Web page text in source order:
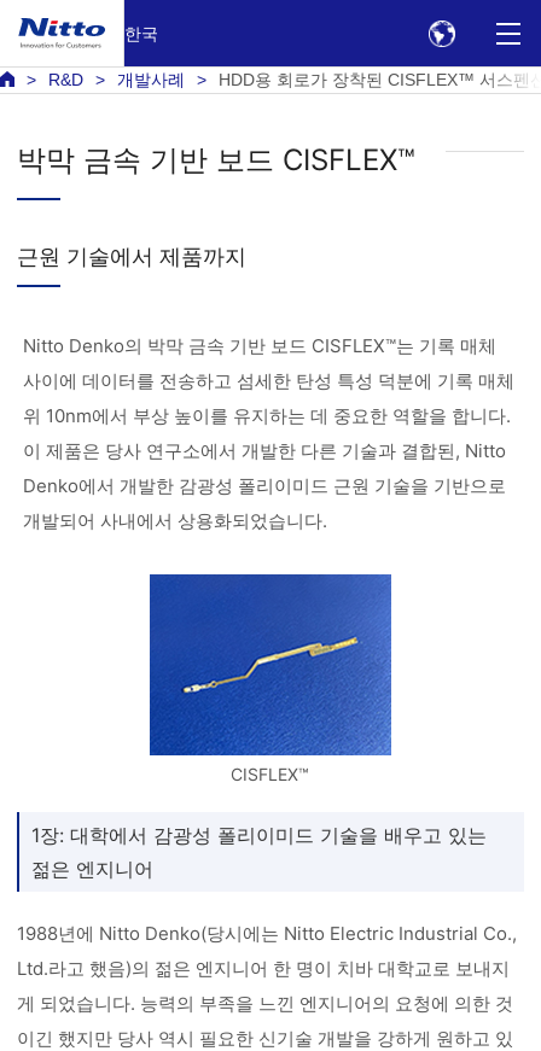
한국
R&D 개발사례 HDD용 회로가 장착된 CISFLEX™ 서스펜
박막 금속 기반 보드 CISFLEX™
근원 기술에서 제품까지
Nitto Denko의 박막 금속 기반 보드 CISFLEX™는 기록 매체
사이에 데이터를 전송하고 섬세한 탄성 특성 덕분에 기록 매체
위 10nm에서 부상 높이를 유지하는 데 중요한 역할을 합니다.
이 제품은 당사 연구소에서 개발한 다른 기술과 결합된, Nitto
Denko에서 개발한 감광성 폴리이미드 근원 기술을 기반으로
개발되어 사내에서 상용화되었습니다.
CISFLEX™
1장: 대학에서 감광성 폴리이미드 기술을 배우고 있는
젊은 엔지니어
1988년에 Nitto Denko(당시에는 Nitto Electric Industrial Co.,
Ltd.라고 했음)의 젊은 엔지니어 한 명이 치바 대학교로 보내지
게 되었습니다. 능력의 부족을 느낀 엔지니어의 요청에 의한 것
이긴 했지만 당사 역시 필요한 신기술 개발을 강하게 원하고 있